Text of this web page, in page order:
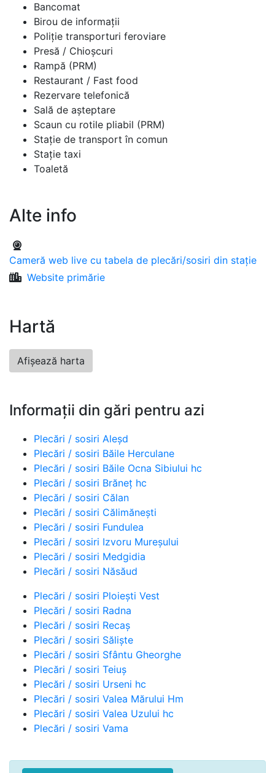
Bancomat
Birou de informații
Poliție transporturi feroviare
Presă / Chioșcuri
Rampă (PRM)
Restaurant / Fast food
Rezervare telefonică
Sală de așteptare
Scaun cu rotile pliabil (PRM)
Stație de transport în comun
Stație taxi
Toaletă
Alte info
Cameră web live cu tabela de plecări/sosiri din stație
Website primărie
Hartă
Afișează harta
Informații din gări pentru azi
Plecări / sosiri Aleșd
Plecări / sosiri Băile Herculane
Plecări / sosiri Băile Ocna Sibiului hc
Plecări / sosiri Brăneț hc
Plecări / sosiri Călan
Plecări / sosiri Călimănești
Plecări / sosiri Fundulea
Plecări / sosiri Izvoru Mureșului
Plecări / sosiri Medgidia
Plecări / sosiri Năsăud
Plecări / sosiri Ploiești Vest
Plecări / sosiri Radna
Plecări / sosiri Recaș
Plecări / sosiri Săliște
Plecări / sosiri Sfântu Gheorghe
Plecări / sosiri Teiuș
Plecări / sosiri Urseni hc
Plecări / sosiri Valea Mărului Hm
Plecări / sosiri Valea Uzului hc
Plecări / sosiri Vama